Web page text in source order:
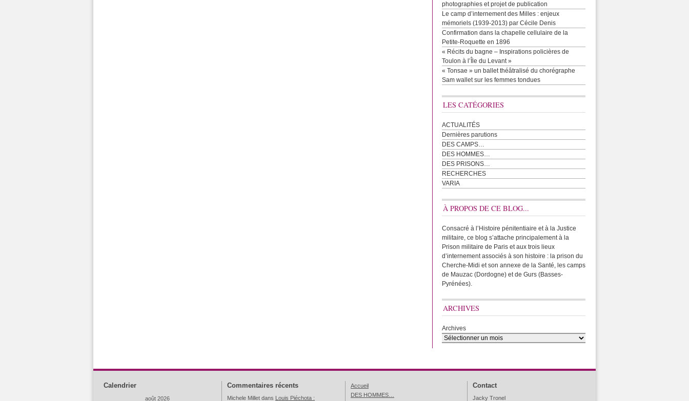
photographies et projet de publication
Le camp d’internement des Milles : enjeux
mémoriels (1939-2013) par Cécile Denis
Confirmation dans la chapelle cellulaire de la
Petite-Roquette en 1896
« Récits du bagne – Inspirations policières de
Toulon à l’Île du Levant »
« Tonsae » un ballet théâtralisé du chorégraphe
Sam wallet sur les femmes tondues
LES CATÉGORIES
ACTUALITÉS
Dernières parutions
DES CAMPS…
DES HOMMES…
DES PRISONS…
RECHERCHES
VARIA
À PROPOS DE CE BLOG...
Consacré à l’Histoire pénitentiaire et à la Justice
militaire, ce blog s’attache principalement à la
Prison militaire de Paris et aux trois lieux
d’internement associés à son histoire : la prison du
Cherche-Midi et son annexe de la Santé, les camps
de Mauzac (Dordogne) et de Gurs (Basses-
Pyrénées).
ARCHIVES
Archives
Calendrier
août 2026
Commentaires récents
Michele Millet dans Louis Piéchota :
Accueil
DES HOMMES…
Contact
Jacky Tronel